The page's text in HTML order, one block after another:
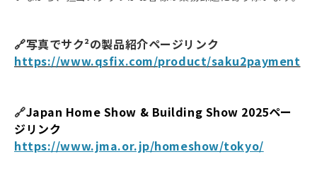
🔗写真でサク²の製品紹介ページリンク
https://www.qsfix.com/product/saku2payment
🔗Japan Home Show & Building Show 2025ペー
ジリンク
https://www.jma.or.jp/homeshow/tokyo/